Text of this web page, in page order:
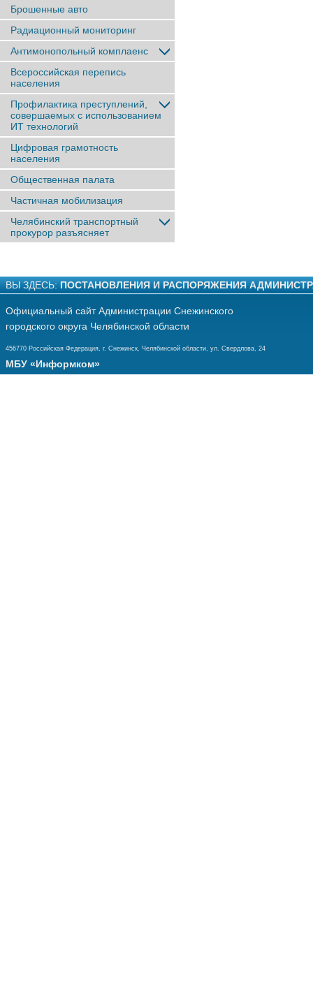
Брошенные авто
Радиационный мониторинг
Антимонопольный комплаенс
Всероссийская перепись
населения
Профилактика преступлений,
совершаемых с использованием
ИТ технологий
Цифровая грамотность
населения
Общественная палата
Частичная мобилизация
Челябинский транспортный
прокурор разъясняет
ВЫ ЗДЕСЬ: ПОСТАНОВЛЕНИЯ И РАСПОРЯЖЕНИЯ
Официальный сайт Администрации Снежинского
городского округа Челябинской области
456770 Российская Федерация, г. Снежинск, Челябинской области, ул. Свердлова, 24
МБУ «Информком»